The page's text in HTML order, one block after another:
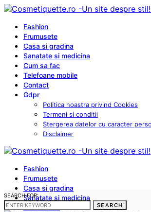
Fashion
Frumusete
Casa si gradina
Sanatate si medicina
Cum sa fac
Telefoane mobile
Contact
Gdpr
Politica noastra privind Cookies
Termeni si conditii
Stergerea datelor cu caracter
Disclaimer
Fashion
Frumusete
Casa si gradina
Sanatate si medicina
Cum sa fac
SEARCH FOR:
SEARCH